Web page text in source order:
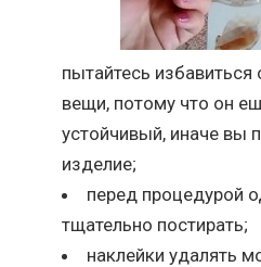
пытайтесь избавиться
вещи, потому что он
устойчивый, иначе вы
изделие;
перед процедурой
тщательно постирать;
наклейки удалять